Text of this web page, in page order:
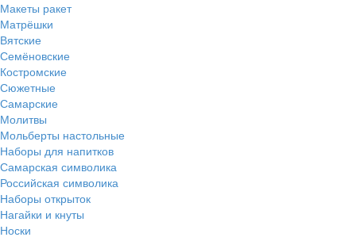
Макеты ракет
Матрёшки
Вятские
Семёновские
Костромские
Сюжетные
Самарские
Молитвы
Мольберты настольные
Наборы для напитков
Самарская символика
Российская символика
Наборы открыток
Нагайки и кнуты
Носки